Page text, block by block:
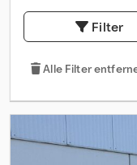
Filter
Alle Filter